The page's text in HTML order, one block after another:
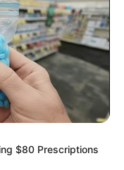
SİYASƏT
isə
yazır…
1 0
$80 Prescriptions